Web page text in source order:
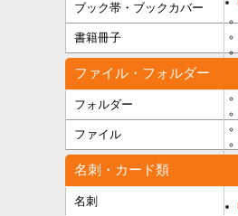
ブック帯・ブックカバー
書籍冊子
ファイル・フォルダー
フォルダー
ファイル
名刺・カード類
名刺